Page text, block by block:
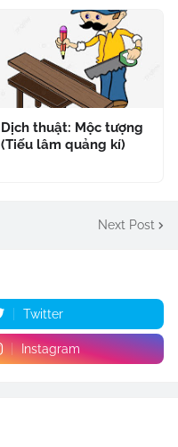
Dịch thuật: Mộc tượng
(Tiếu lâm quảng kí)
Next Post
Twitter
Instagram